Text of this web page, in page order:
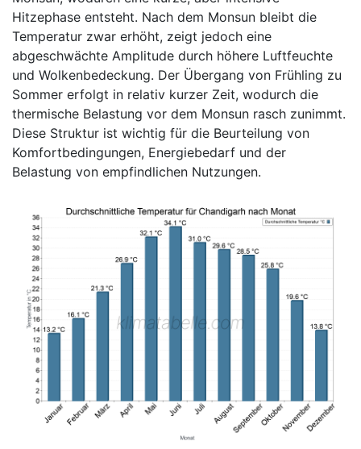
Hitzephase entsteht. Nach dem Monsun bleibt die
Temperatur zwar erhöht, zeigt jedoch eine
abgeschwächte Amplitude durch höhere Luftfeuchte
und Wolkenbedeckung. Der Übergang von Frühling zu
Sommer erfolgt in relativ kurzer Zeit, wodurch die
thermische Belastung vor dem Monsun rasch zunimmt.
Diese Struktur ist wichtig für die Beurteilung von
Komfortbedingungen, Energiebedarf und der
Belastung von empfindlichen Nutzungen.